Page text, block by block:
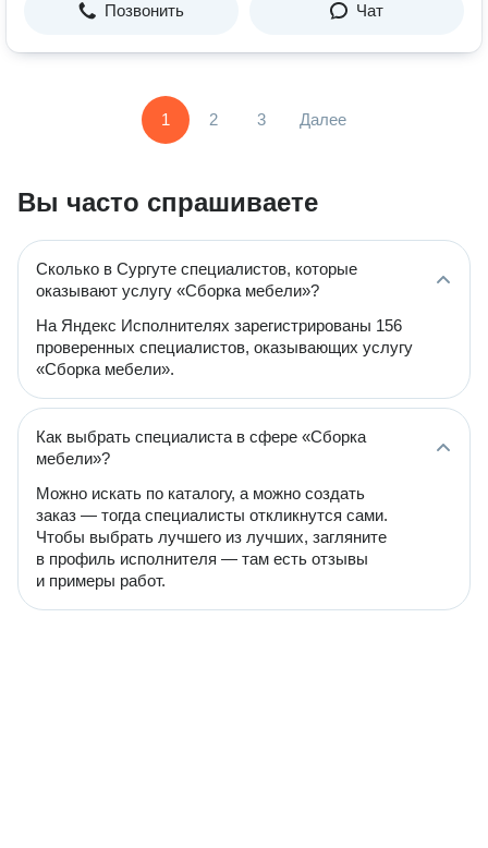
Позвонить Чат
1 2 3 Далее
Вы часто спрашиваете
Сколько в Сургуте специалистов, которые
оказывают услугу «Сборка мебели»?
На Яндекс Исполнителях зарегистрированы 156
проверенных специалистов, оказывающих услугу
«Сборка мебели».
Как выбрать специалиста в сфере «Сборка
мебели»?
Можно искать по каталогу, а можно создать
заказ — тогда специалисты откликнутся сами.
Чтобы выбрать лучшего из лучших, загляните
в профиль исполнителя — там есть отзывы
и примеры работ.